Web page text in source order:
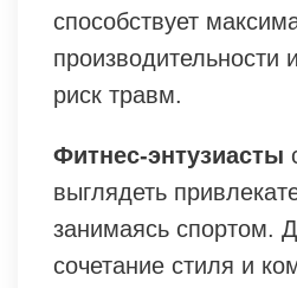
способствует
производительности
риск травм.
Фитнес-энтузиасты
выглядеть
занимаясь спортом.
сочетание стиля и